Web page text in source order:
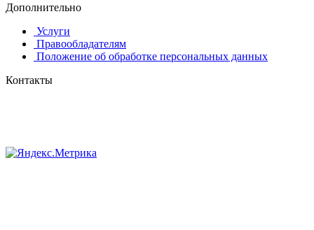
Дополнительно
Услуги
Правообладателям
Положение об обработке персональных данных
Контакты